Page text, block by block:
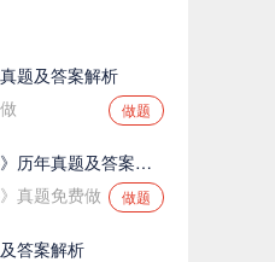
题及答案解析
做题
自考《中国近现代史纲要》历年真题及答案解析
真题免费做
做题
答案解析